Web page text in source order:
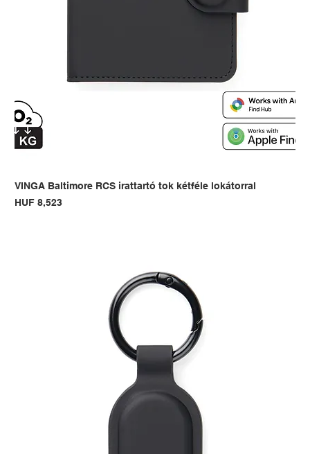
VINGA Baltimore RCS irattartó tok kétféle lokátorral
Price
HUF 8,523